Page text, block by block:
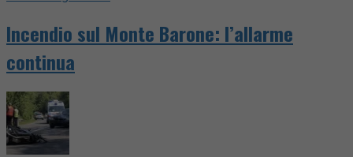
Incendio sul Monte Barone: l’allarme
continua